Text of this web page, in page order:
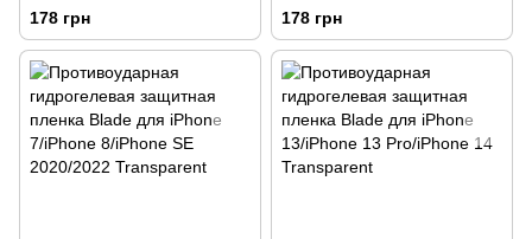
iPhone Xr/iPhone 11
Transparent
178 грн
iPhone XsiPhone 11 Pro
Transparent
178 грн